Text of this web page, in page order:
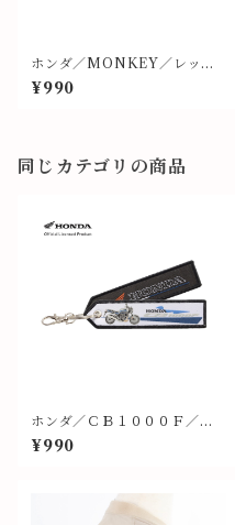
ホンダ／MONKEY／レッド
／フライトタグ⑭
¥990
同じカテゴリの商品
ホンダ／ＣＢ１０００Ｆ／フ
ライトタグ
¥990